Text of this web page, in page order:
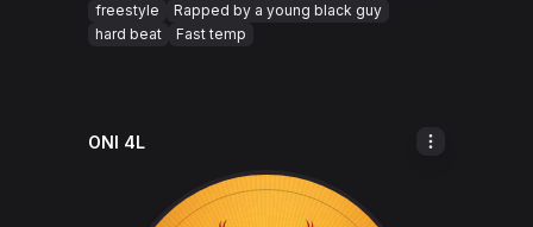
freestyle
Rapped by a young black guy
hard beat
Fast temp
ONI 4L